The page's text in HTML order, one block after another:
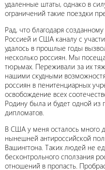
удаленные штаты, однако в
ограничений такие поездки
Рад, что благодаря
Россией и США каналу с
удалось в прошлые годы
несколько россиян. Мы
тюрьмах. Переживали за их
нашими скудными
россиян в пенитенциарных
освобождение всех
Родину была и будет одной из
дипломатов.
В США у меня осталось много
нынешней антироссийской
Вашингтона. Таких людей не
бесконтрольного сползания
отношений в пропасть.